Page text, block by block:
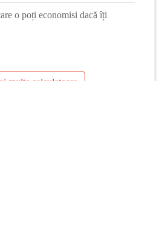
o poți economisi dacă îți
multe calculatoare